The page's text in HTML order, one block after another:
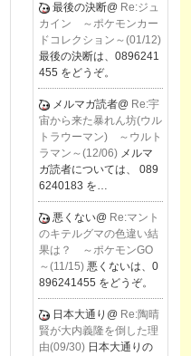
最後の決断@ Re:ジュ
カイン ～ポケモンカー
ドコレクション～(01/12)
最後の決断は、0896241
455 をどうぞ。
メルマガ読者@ Re:宇
宙から来た暴れん坊(ウル
トラウーマン) ～ウルト
ラマン～(12/06) メルマ
ガ読者については、 089
6240183 を…
悪くない@ Re:マント
のキテルグマの色違い結
果は？ ～ポケモンGO
～(11/15) 悪くないは、0
896241455 をどうぞ。
日本大通り@ Re:陶晴
賢が大内義隆を倒した理
由(09/30) 日本大通りの